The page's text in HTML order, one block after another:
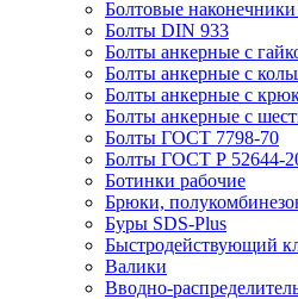
Болтовые
Болты DIN 933
Болты анкерные с
Болты анкерные с
Болты анкерные с
Болты анкерные с
Болты ГОСТ 7798-70
Болты ГОСТ Р 52644-
Ботинки рабочие
Брюки,
Буры SDS-Plus
Быстродействующий
Валики
Вводно-